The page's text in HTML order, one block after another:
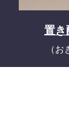
置き
（お